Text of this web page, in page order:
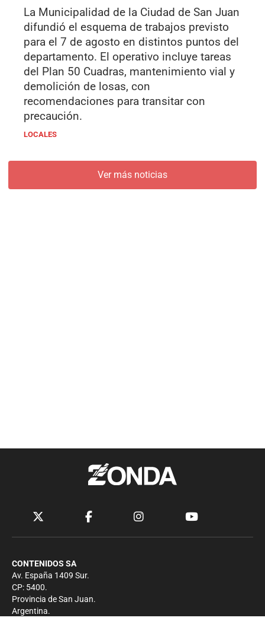
La Municipalidad de la Ciudad de San Juan
difundió el esquema de trabajos previsto
para el 7 de agosto en distintos puntos del
departamento. El operativo incluye tareas
del Plan 50 Cuadras, mantenimiento vial y
demolición de losas, con
recomendaciones para transitar con
precaución.
LOCALES
Ver más noticias
CONTENIDOS SA
Av. España 1409 Sur.
CP: 5400.
Provincia de San Juan.
Argentina.